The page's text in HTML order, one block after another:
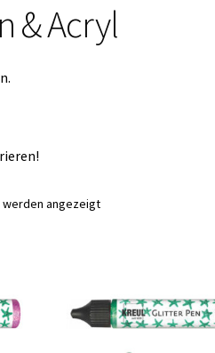
& Acryl
werden angezeigt